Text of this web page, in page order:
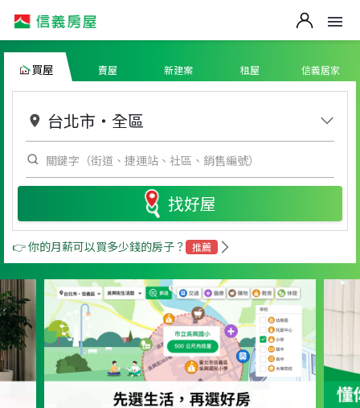
買屋 賣屋 新建案 租屋 信義居家
台北市 ・ 全區
找好屋
👉 你的月薪可以買多少錢的房子？ 推薦